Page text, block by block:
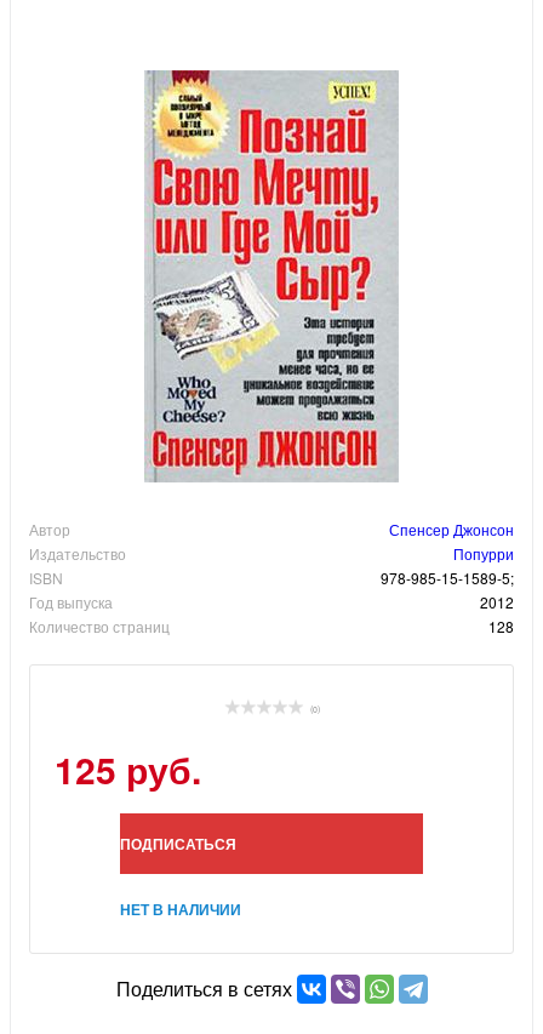
Автор
Спенсер Джонсон
Издательство
Попурри
ISBN
978-985-15-1589-5;
Год выпуска
2012
Количество страниц
128
(0)
125 руб.
ПОДПИСАТЬСЯ
НЕТ В НАЛИЧИИ
Поделиться в сетях